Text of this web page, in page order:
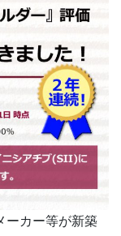
ーカー等が新築